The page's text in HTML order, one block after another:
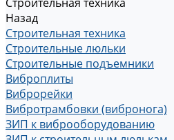
Назад
Строительная техника
Строительные люльки
Строительные подъемники
Виброплиты
Виброрейки
Вибротрамбовки (вибронога)
ЗИП к виброоборудованию